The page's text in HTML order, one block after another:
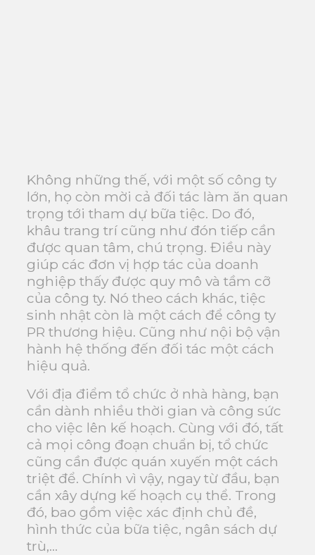
Không những thế, với một số công ty
lớn, họ còn mời cả đối tác làm ăn quan
trọng tới tham dự bữa tiệc. Do đó,
khâu trang trí cũng như đón tiếp cần
được quan tâm, chú trọng. Điều này
giúp các đơn vị hợp tác của doanh
nghiệp thấy được quy mô và tầm cỡ
của công ty. Nó theo cách khác, tiệc
sinh nhật còn là một cách để công ty
PR thương hiệu. Cũng như nội bộ vận
hành hệ thống đến đối tác một cách
hiệu quả.
Với địa điểm tổ chức ở nhà hàng, bạn
cần dành nhiều thời gian và công sức
cho việc lên kế hoạch. Cùng với đó, tất
cả mọi công đoạn chuẩn bị, tổ chức
cũng cần được quán xuyến một cách
triệt để. Chính vì vậy, ngay từ đầu, bạn
cần xây dựng kế hoạch cụ thể. Trong
đó, bao gồm việc xác định chủ đề,
hình thức của bữa tiệc, ngân sách dự
trù,…